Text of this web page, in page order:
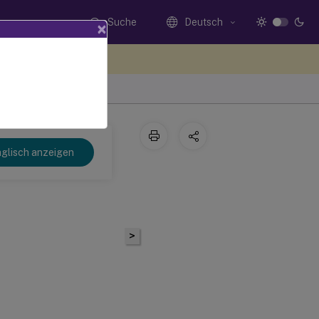
Suche Deutsch
anzeigen
>
×